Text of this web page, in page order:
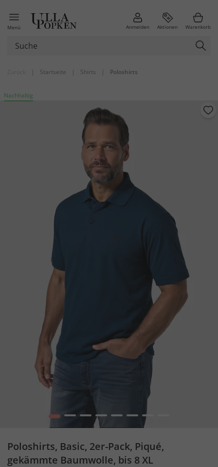
Menü Anmelden Aktionen Warenkorb
| Startseite | Shirts | Poloshirts
Nachhaltig
1 2 3 4 5 6 7
Poloshirts, Basic, 2er-Pack, Piqué,
gekämmte Baumwolle, bis 8 XL